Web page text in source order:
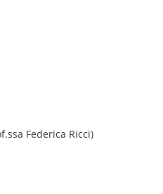
Federica Ricci)